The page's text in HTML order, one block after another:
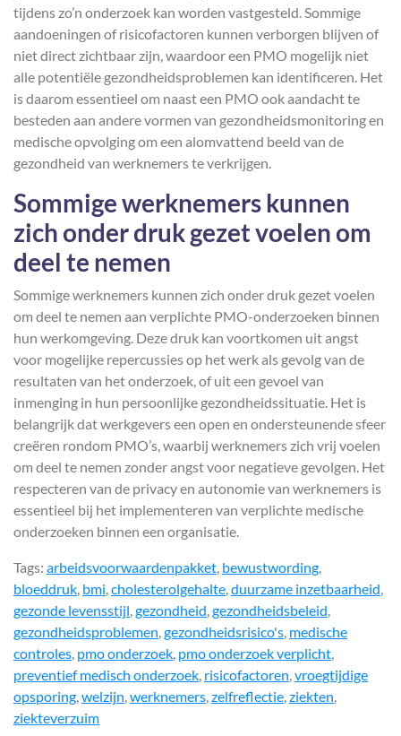
tijdens zo’n onderzoek kan worden vastgesteld. Sommige
aandoeningen of risicofactoren kunnen verborgen blijven of
niet direct zichtbaar zijn, waardoor een PMO mogelijk niet
alle potentiële gezondheidsproblemen kan identificeren. Het
is daarom essentieel om naast een PMO ook aandacht te
besteden aan andere vormen van gezondheidsmonitoring en
medische opvolging om een alomvattend beeld van de
gezondheid van werknemers te verkrijgen.
Sommige werknemers kunnen
zich onder druk gezet voelen om
deel te nemen
Sommige werknemers kunnen zich onder druk gezet voelen
om deel te nemen aan verplichte PMO-onderzoeken binnen
hun werkomgeving. Deze druk kan voortkomen uit angst
voor mogelijke repercussies op het werk als gevolg van de
resultaten van het onderzoek, of uit een gevoel van
inmenging in hun persoonlijke gezondheidssituatie. Het is
belangrijk dat werkgevers een open en ondersteunende sfeer
creëren rondom PMO’s, waarbij werknemers zich vrij voelen
om deel te nemen zonder angst voor negatieve gevolgen. Het
respecteren van de privacy en autonomie van werknemers is
essentieel bij het implementeren van verplichte medische
onderzoeken binnen een organisatie.
Tags: arbeidsvoorwaardenpakket, bewustwording,
bloeddruk, bmi,cholesterolgehalte,duurzame inzetbaarheid,
gezonde levensstijl,gezondheid,gezondheidsbeleid,
gezondheidsproblemen,gezondheidsrisico's, medische
controles, pmo onderzoek, pmo onderzoek verplicht,
preventief medisch onderzoek, risicofactoren,vroegtijdige
opsporing,welzijn,werknemers,zelfreflectie,ziekten,
ziekteverzuim